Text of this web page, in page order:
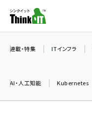
ン
ツ
連載・特集 ITインフラ
AI・人工知能 Kubernetes